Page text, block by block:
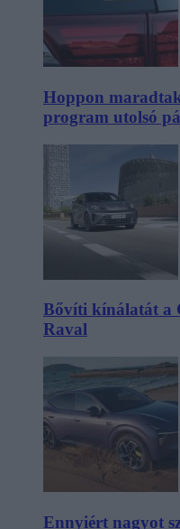
Hoppon
program utolsó
Bővíti kínálatát a
Raval
Ennyiért nagyot